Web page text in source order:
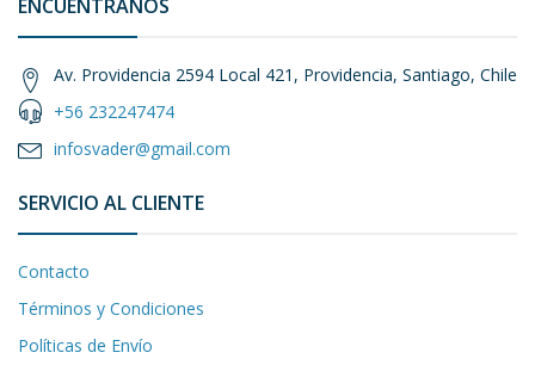
ENCUÉNTRANOS
Av. Providencia 2594 Local 421, Providencia, Santiago, Chile
+56 232247474
infosvader@gmail.com
SERVICIO AL CLIENTE
Contacto
Términos y Condiciones
Políticas de Envío